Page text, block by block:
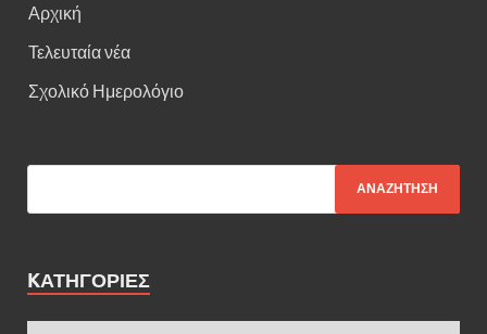
Αρχική
Τελευταία νέα
Σχολικό Ημερολόγιο
KΑΤΗΓΟΡΊΕΣ